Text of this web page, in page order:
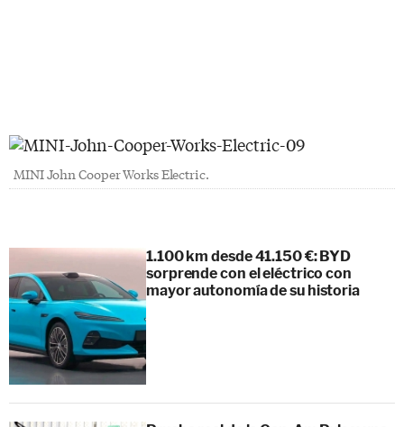
MINI John Cooper Works Electric.
1.100 km desde 41.150 €: BYD
sorprende con el eléctrico con
mayor autonomía de su historia